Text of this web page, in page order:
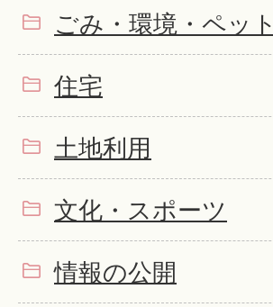
ごみ・環境・ペット
住宅
土地利用
文化・スポーツ
情報の公開